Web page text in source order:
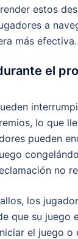
estos
a
más efectiva.
el
lo que
pueden
no
los
que su juego
el juego o